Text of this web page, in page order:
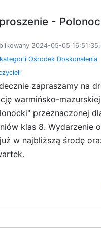
-
2024-05-05
Ośrodek Doskonalenia
zapraszamy na
warmińsko-mazurskiej
przeznaczonej
klas 8. Wydarzenie
w najbliższą środę